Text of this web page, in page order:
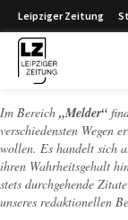
Leipziger Zeitung
Im Bereich „Melder“
verschiedensten Wegen
wollen. Es handelt sich
ihren Wahrheitsgehalt
stets durchgehende
unseres redaktionellen